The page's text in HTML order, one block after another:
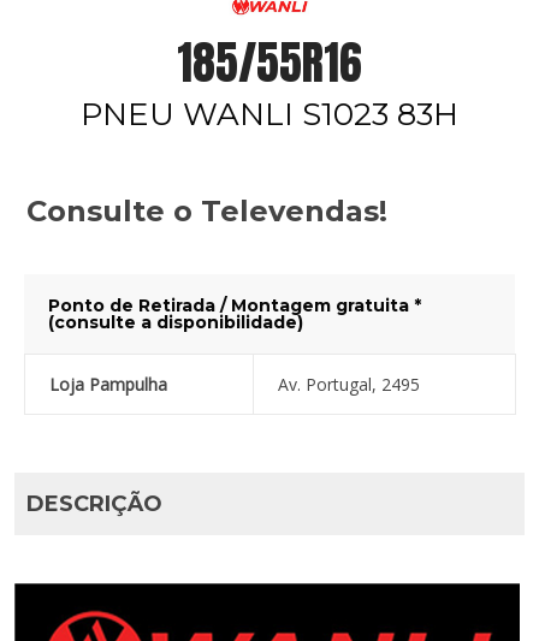
185/55R16
PNEU WANLI S1023 83H
Consulte o Televendas!
Ponto de Retirada / Montagem gratuita *
(consulte a disponibilidade)
Loja Pampulha Av. Portugal, 2495
DESCRIÇÃO